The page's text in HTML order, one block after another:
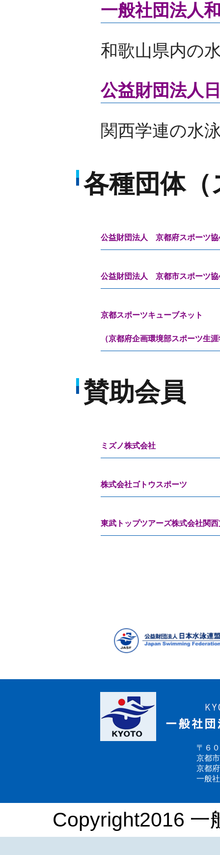
一般社団法人
和歌山県内の
公益財団法人
関西学連の水
各種団体
公益財団法人 京都府スポーツ協
公益財団法人 京都市スポーツ協
京都スポーツキューブネット
（京都府企画環境部スポーツ生
賛助会員
ミズノ株式会社
株式会社ゴトウスポーツ
東武トップツアーズ株式会社関
〒６
京都
京都
一般
Copyright2016